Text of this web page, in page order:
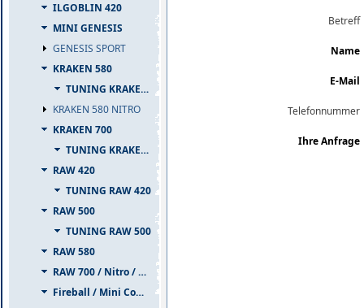
ILGOBLIN 420
MINI GENESIS
GENESIS SPORT
KRAKEN 580
TUNING KRAKEN 580
KRAKEN 580 NITRO
KRAKEN 700
TUNING KRAKEN 700
RAW 420
TUNING RAW 420
RAW 500
TUNING RAW 500
RAW 580
RAW 700 / Nitro / PIUMA
Fireball / Mini Comet
Betreff
Name
E-Mail
Telefonnummer
Ihre Anfrage